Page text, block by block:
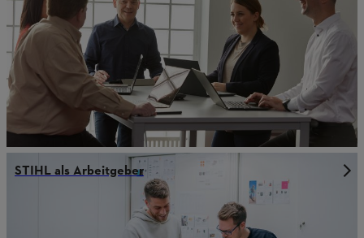
STIHL als Arbeitgeber